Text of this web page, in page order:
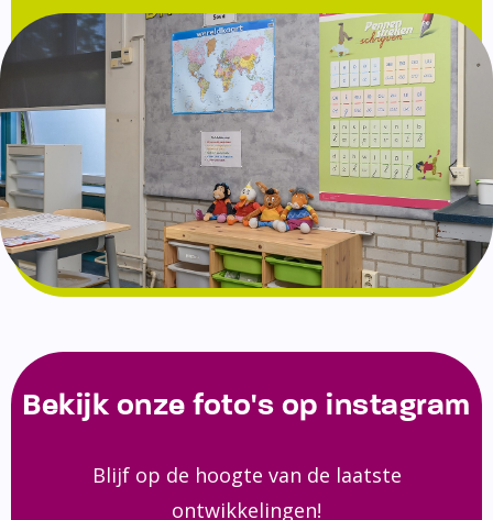
Bekijk onze foto's op instagram
Blijf op de hoogte van de laatste
ontwikkelingen!